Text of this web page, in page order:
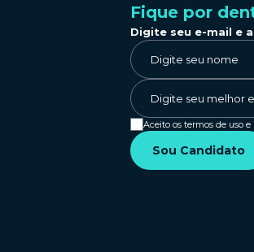
Fique por
Digite seu e-mail e
Aceito os termos de uso
Sou Candidato